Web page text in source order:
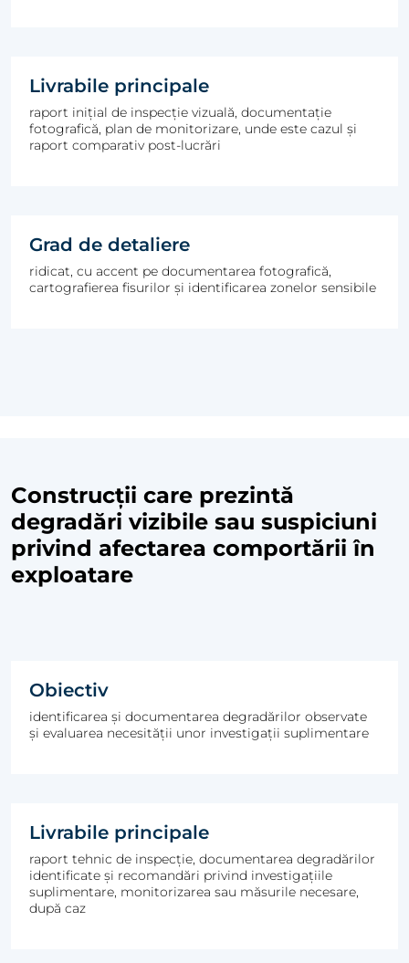
Livrabile principale
raport inițial de inspecție vizuală, documentație
fotografică, plan de monitorizare, unde este cazul și
raport comparativ post-lucrări
Grad de detaliere
ridicat, cu accent pe documentarea fotografică,
cartografierea fisurilor și identificarea zonelor sensibile
Construcții care prezintă
degradări vizibile sau suspiciuni
privind afectarea comportării în
exploatare
Obiectiv
identificarea și documentarea degradărilor observate
și evaluarea necesității unor investigații suplimentare
Livrabile principale
raport tehnic de inspecție, documentarea degradărilor
identificate și recomandări privind investigațiile
suplimentare, monitorizarea sau măsurile necesare,
după caz